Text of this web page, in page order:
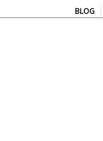
BLOG |